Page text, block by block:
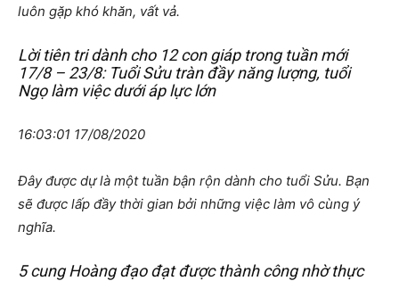
luôn gặp khó khăn, vất vả.
Lời tiên tri dành cho 12 con giáp trong tuần mới
17/8 – 23/8: Tuổi Sửu tràn đầy năng lượng, tuổi
Ngọ làm việc dưới áp lực lớn
16:03:01 17/08/2020
Đây được dự là một tuần bận rộn dành cho tuổi Sửu. Bạn
sẽ được lấp đầy thời gian bởi những việc làm vô cùng ý
nghĩa.
5 cung Hoàng đạo đạt được thành công nhờ thực